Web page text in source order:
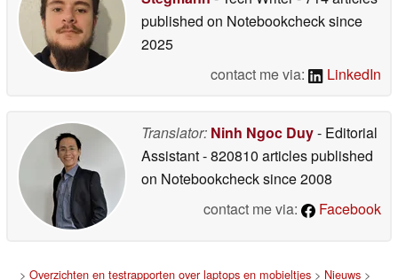
published on Notebookchecksince
2025
contact me via:
LinkedIn
Translator: Ninh Ngoc Duy- Editorial
Assistant- 820810 articles published
on Notebookchecksince 2008
contact me via:
Facebook
> Overzichten en testrapporten over laptops en mobieltjes> Nieuws>